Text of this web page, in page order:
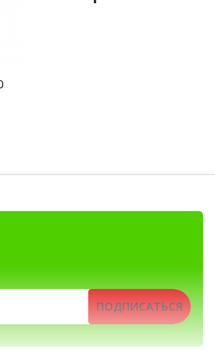
автомобильные радиостанции,
Гарнитуры
рации для охоты и
ПОДПИСАТЬСЯ